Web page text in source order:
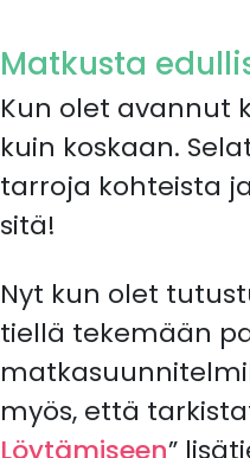
Matkusta
Kun olet avannut
kuin koskaan.
tarroja kohteista
sitä!
Nyt kun olet
tiellä tekemään
myös, että
Löytämiseen”